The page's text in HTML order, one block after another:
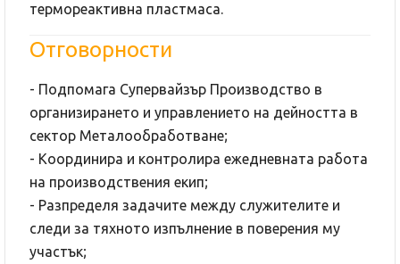
термореактивна пластмаса.
Отговорности
- Подпомага Супервайзър Производство в
организирането и управлението на дейността в
сектор Металообработване;
- Координира и контролира ежедневната работа
на производствения екип;
- Разпределя задачите между служителите и
следи за тяхното изпълнение в поверения му
участък;